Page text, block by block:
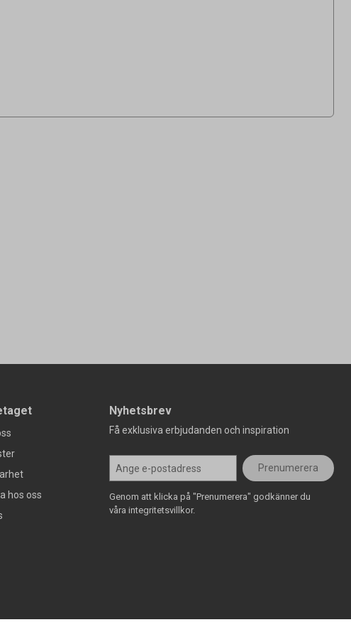
hos oss
Nyhetsbrev
Få exklusiva erbjudanden och inspiration
Prenumerera
Genom att klicka på "Prenumerera" godkänner du
våra integritetsvillkor.